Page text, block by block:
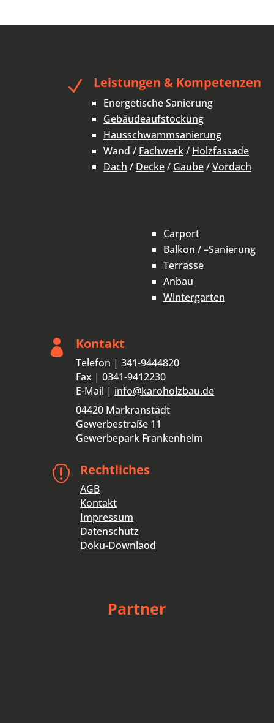
N Leistungen & Kompetenzen
Energetische Sanierung
Gebäudeaufstockung
Hausschwammsanierung
Wand / Fachwerk/ Holzfassade
Dach / Decke/ Gaube/Vordach
Carport
Balkon / –Sanierung
Terrasse
Anbau
Wintergarten
 Kontakt
Telefon | 341-9444820
Fax | 0341-9412230
E-Mail | info@karoholzbau.de
04420 Markranstädt
Gewerbestraße 11
Gewerbepark Frankenheim
 Rechtliches
AGB
Kontakt
Impressum
Datenschutz
Doku-Downlaod
Partner